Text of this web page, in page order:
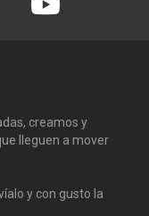
creamos y
lleguen a mover
y con gusto la